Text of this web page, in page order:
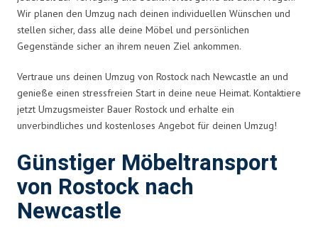
Wir planen den Umzug nach deinen individuellen Wünschen und
stellen sicher, dass alle deine Möbel und persönlichen
Gegenstände sicher an ihrem neuen Ziel ankommen.
Vertraue uns deinen Umzug von Rostock nach Newcastle an und
genieße einen stressfreien Start in deine neue Heimat. Kontaktiere
jetzt Umzugsmeister Bauer Rostock und erhalte ein
unverbindliches und kostenloses Angebot für deinen Umzug!
Günstiger Möbeltransport
von Rostock nach
Newcastle